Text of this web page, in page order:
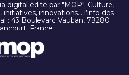
digital édité par "MOP". Culture,
innovations… l’info des
: 43 Boulevard Vauban, 78280
France.